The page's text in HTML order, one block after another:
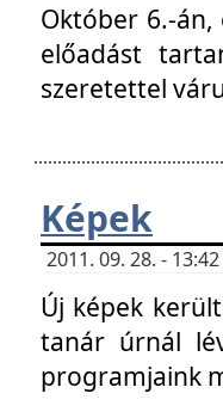
Október 6.-
előadást
szeretettel
Képek
2011. 09. 28. -
Új képek
tanár úrnál
programjaink